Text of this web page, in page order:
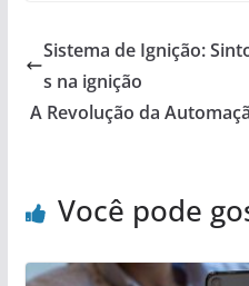
Sistema de Ignição:
s na ignição
A Revolução da
Você pode